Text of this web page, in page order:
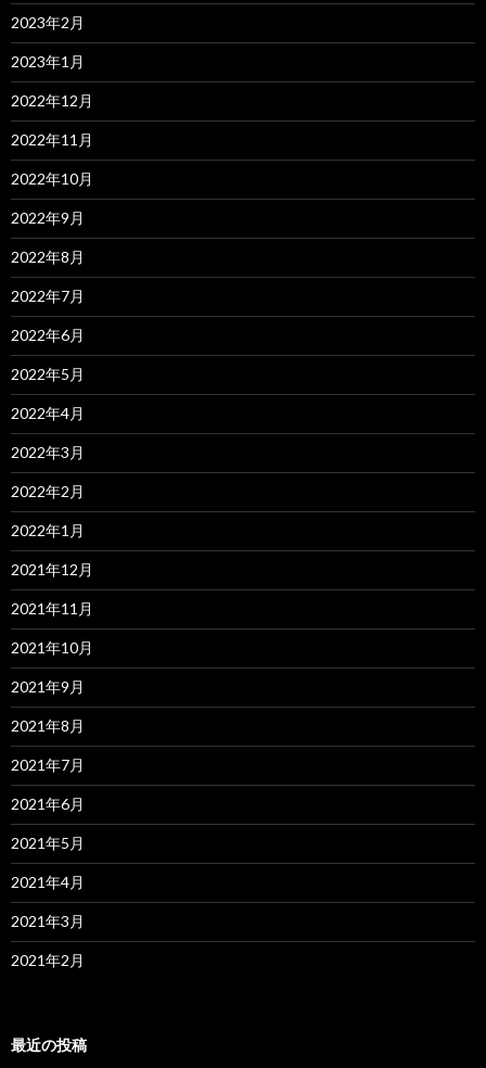
2023年2月
2023年1月
2022年12月
2022年11月
2022年10月
2022年9月
2022年8月
2022年7月
2022年6月
2022年5月
2022年4月
2022年3月
2022年2月
2022年1月
2021年12月
2021年11月
2021年10月
2021年9月
2021年8月
2021年7月
2021年6月
2021年5月
2021年4月
2021年3月
2021年2月
最近の投稿